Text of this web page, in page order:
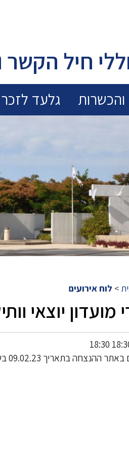
חיל הקשר
גלעד
> לוח אירועים
יוצאי
בתאריך 09.02.23 בשעה 18:30